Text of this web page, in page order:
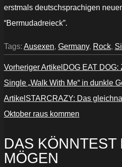
erstmals deutschsprachigen
“Bermudadreieck”.
Tags: Ausexen, Germany, Rock,
Vorheriger Artikel DOG EAT
Single „Walk With Me“ in dunkle
Artikel STARCRAZY: Das
Oktober raus kommen
DAS KÖNNTEST
MÖGEN